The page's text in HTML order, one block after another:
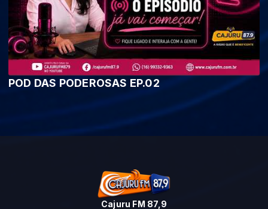
POD DAS PODEROSAS EP.02
Cajuru FM 87,9